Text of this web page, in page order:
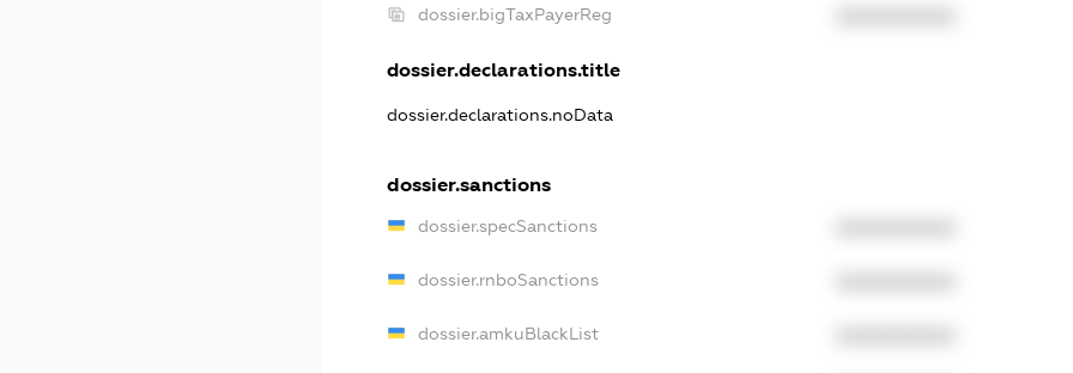
dossier.bigTaxPayerReg
dossier.declarations.title
dossier.declarations.noData
dossier.sanctions
dossier.specSanctions
dossier.rnboSanctions
dossier.amkuBlackList